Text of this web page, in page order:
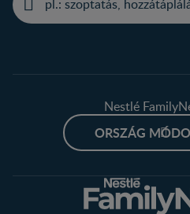
Nestlé
ORSZÁG